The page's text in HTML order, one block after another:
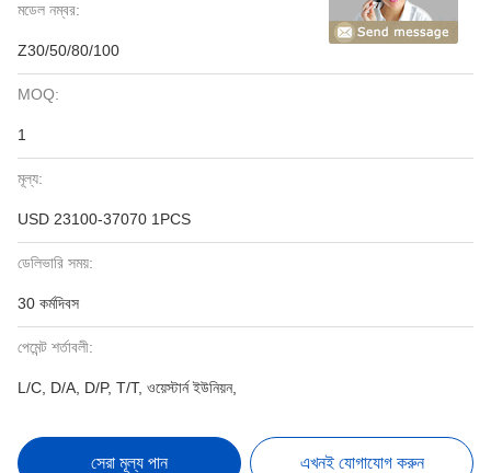
মডেল নম্বর:
Z30/50/80/100
MOQ:
1
মূল্য:
USD 23100-37070 1PCS
ডেলিভারি সময়:
30 কর্মদিবস
পেমেন্ট শর্তাবলী:
L/C, D/A, D/P, T/T, ওয়েস্টার্ন ইউনিয়ন,
সেরা মূল্য পান এখনই যোগাযোগ করুন